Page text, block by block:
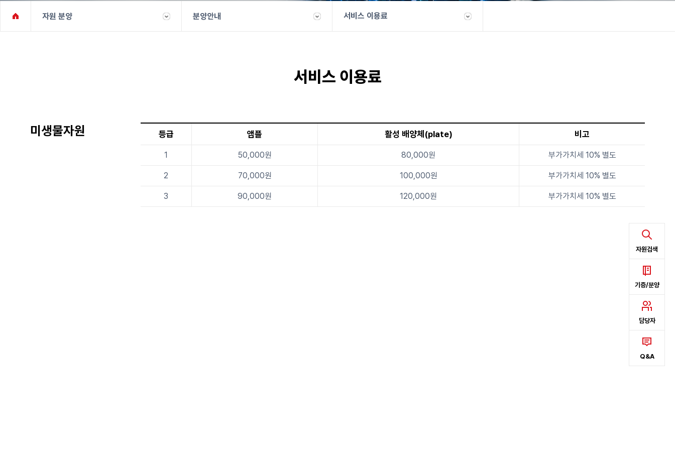
자원 분양 분양안내 서비스 이용료
서비스 이용료
미생물자원 등급 앰플 활성 배양체(plate) 비고
1 50,000원 80,000원 부가가치세 10% 별도
2 70,000원 100,000원 부가가치세 10% 별도
3 90,000원 120,000원 부가가치세 10% 별도
자원검색
기증/분양
담당자
Q&A